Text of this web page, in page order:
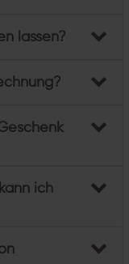
lassen?
ich